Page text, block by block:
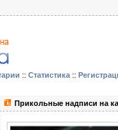
:: Статистика ::
Прикольные надписи на